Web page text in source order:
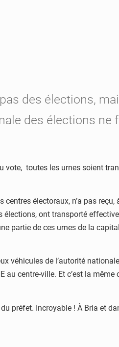
des élections,
des élections ne
toutes les urnes soient
électoraux, n’a pas
élections, ont transporté
partie de ces urnes de la
véhicules de l’autorité
centre-ville. Et c’est la
préfet. Incroyable ! À Bria et